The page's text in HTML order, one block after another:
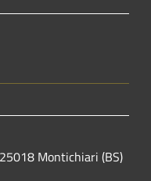
Montichiari (BS)